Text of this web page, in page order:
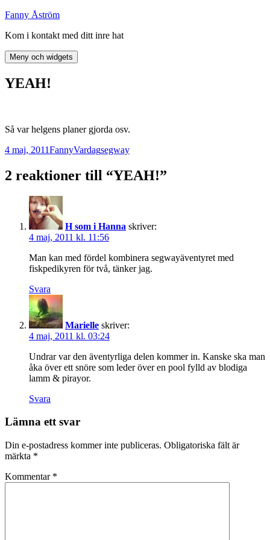
Hoppa
innehåll
Fanny Åström
Kom i kontakt med ditt inre hat
Meny och widgets
YEAH!
Så var helgens planer gjorda osv.
Postat
4 maj, 2011Författare
FannyKategorier
VardagTaggar
segway
2 reaktioner till “YEAH!”
H som i Hanna skriver:
4 maj, 2011 kl. 11:56
Man kan med fördel kombinera segwayäventyret med
fiskpedikyren för två, tänker jag.
Svara
Marielle skriver:
4 maj, 2011 kl. 03:24
Undrar var den äventyrliga delen kommer in. Kanske ska man
åka över ett snöre som leder över en pool fylld av blodiga
lamm & pirayor.
Svara
Lämna ett svar
Din e-postadress kommer inte publiceras. Obligatoriska fält är
märkta *
Kommentar *